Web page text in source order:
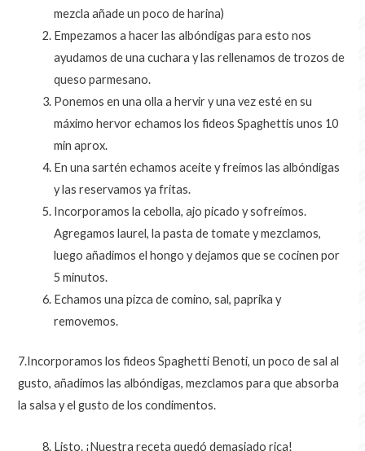
mezcla añade un poco de harina)
Empezamos a hacer las albóndigas para esto nos
ayudamos de una cuchara y las rellenamos de trozos de
queso parmesano.
Ponemos en una olla a hervir y una vez esté en su
máximo hervor echamos los fideos Spaghettis unos 10
min aprox.
En una sartén echamos aceite y freímos las albóndigas
y las reservamos ya fritas.
Incorporamos la cebolla, ajo picado y sofreímos.
Agregamos laurel, la pasta de tomate y mezclamos,
luego añadimos el hongo y dejamos que se cocinen por
5 minutos.
Echamos una pizca de comino, sal, paprika y
removemos.
7.Incorporamos los fideos Spaghetti Benoti, un poco de sal al
gusto, añadimos las albóndigas, mezclamos para que absorba
la salsa y el gusto de los condimentos.
Listo. ¡Nuestra receta quedó demasiado rica!